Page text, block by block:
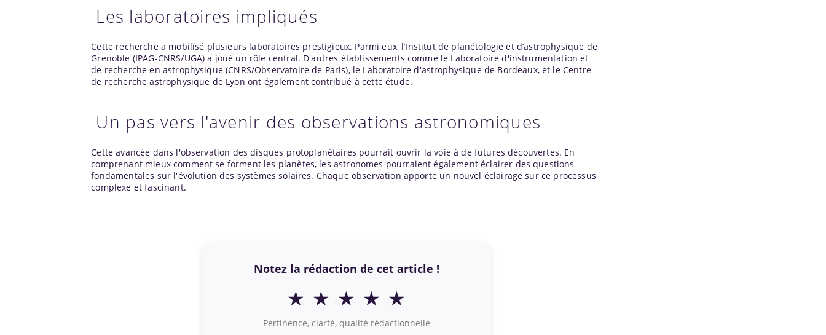
Les laboratoires impliqués
Cette recherche a mobilisé plusieurs laboratoires prestigieux. Parmi eux, l’Institut de planétologie et d’astrophysique de
Grenoble (IPAG-CNRS/UGA) a joué un rôle central. D'autres établissements comme le Laboratoire d'instrumentation et
de recherche en astrophysique (CNRS/Observatoire de Paris), le Laboratoire d'astrophysique de Bordeaux, et le Centre
de recherche astrophysique de Lyon ont également contribué à cette étude.
Un pas vers l'avenir des observations astronomiques
Cette avancée dans l'observation des disques protoplanétaires pourrait ouvrir la voie à de futures découvertes. En
comprenant mieux comment se forment les planètes, les astronomes pourraient également éclairer des questions
fondamentales sur l'évolution des systèmes solaires. Chaque observation apporte un nouvel éclairage sur ce processus
complexe et fascinant.
Notez la rédaction de cet article !
★ ★ ★ ★ ★
Pertinence, clarté, qualité rédactionnelle